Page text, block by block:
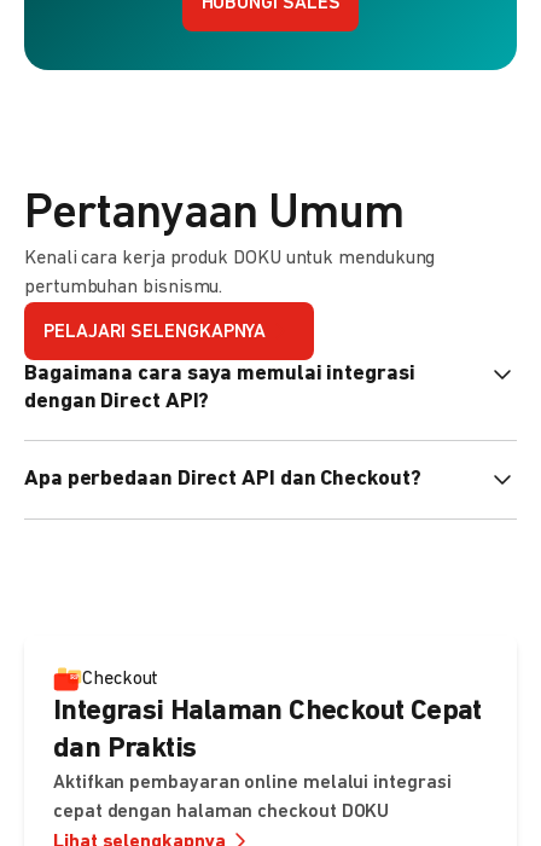
HUBUNGI SALES
Pertanyaan Umum
Kenali cara kerja produk DOKU untuk mendukung
pertumbuhan bisnismu.
PELAJARI SELENGKAPNYA
Bagaimana cara saya memulai integrasi
dengan Direct API?
pemrograman untuk membantu integrasi Anda. Pelajari
Apa perbedaan Direct API dan Checkout?
Checkout
Integrasi Halaman Checkout Cepat
dan Praktis
Aktifkan pembayaran online melalui integrasi
cepat dengan halaman checkout DOKU